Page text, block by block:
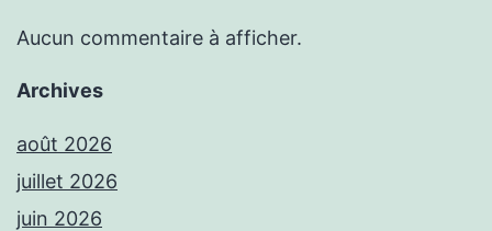
Aucun commentaire à afficher.
Archives
août 2026
juillet 2026
juin 2026